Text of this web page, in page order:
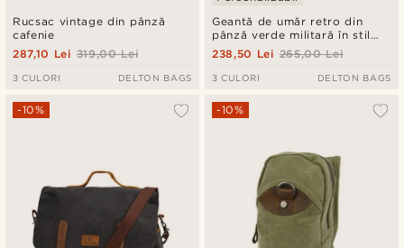
Rucsac vintage din pânză
cafenie
319,00 Lei
287,10 Lei
3 CULORI DELTON BAGS
Geantă de umăr retro din
pânză verde militară în stil
boem
265,00 Lei
238,50 Lei
3 CULORI DELTON BAGS
-10% -10%